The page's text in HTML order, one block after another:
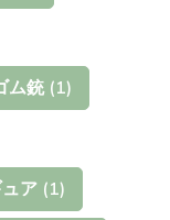
ム銃(1)
ア (1)